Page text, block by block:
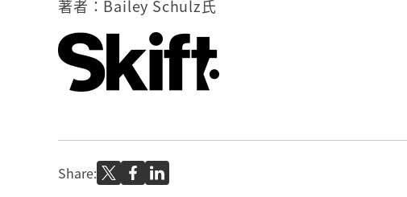
著者：Bailey Schulz氏
Share: